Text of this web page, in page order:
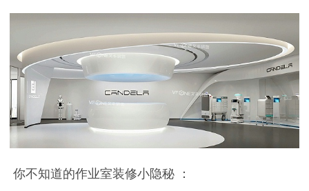
你不知道的作业室装修小隐秘 ：